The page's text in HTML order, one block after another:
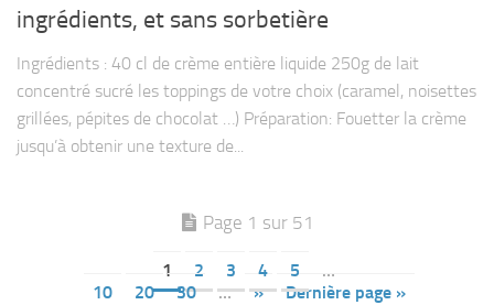
ingrédients, et sans sorbetière
Ingrédients : 40 cl de crème entière liquide 250g de lait
concentré sucré les toppings de votre choix (caramel, noisettes
grillées, pépites de chocolat …) Préparation: Fouetter la crème
jusqu’à obtenir une texture de...
Page 1 sur 51
1 2 3 4 5
…
10
20 30 … » Dernière page »